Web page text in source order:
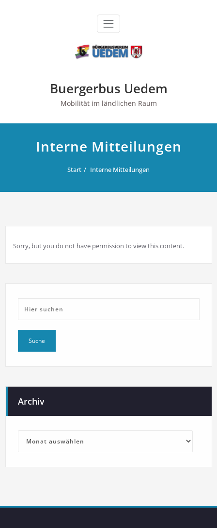
Buergerbus Uedem
Mobilität im ländlichen Raum
Interne Mitteilungen
Start Interne Mitteilungen
Sorry, but you do not have permission to view this content.
Archiv